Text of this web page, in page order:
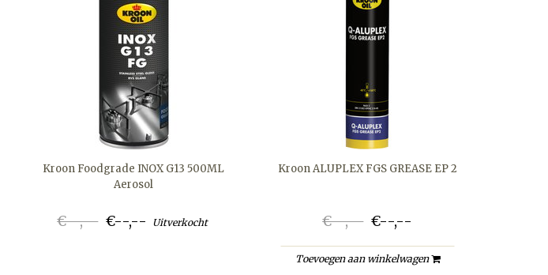
Kroon Foodgrade INOX G13 500ML
Aerosol
€--,-- €--,-- Uitverkocht
Kroon ALUPLEX FGS GREASE EP 2
€--,-- €--,--
Toevoegen aan winkelwagen